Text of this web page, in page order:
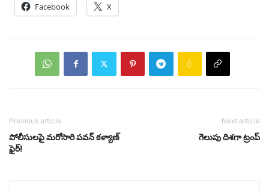
Facebook X
Previous article
పోలీసులపై మరోసారి పవన్ కళ్యాణ్
ఫైర్!
Next article
గెలుపు దిశగా ట్రంప్